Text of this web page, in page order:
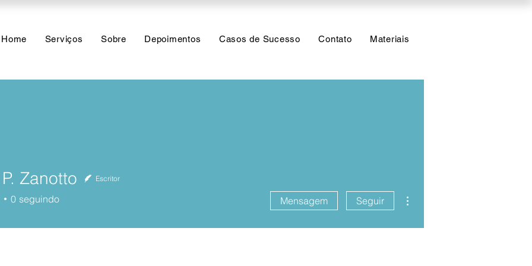
Home Serviços Sobre Depoimentos Casos de Sucesso Contato Materiais
Zanotto Escritor
0 seguindo Mensagem Seguir